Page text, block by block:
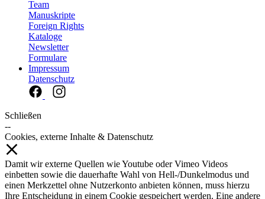
Team
Manuskripte
Foreign Rights
Kataloge
Newsletter
Formulare
Impressum
Datenschutz
Schließen
--
Cookies, externe Inhalte & Datenschutz
Damit wir externe Quellen wie Youtube oder Vimeo Videos
einbetten sowie die dauerhafte Wahl von Hell-/Dunkelmodus und
einen Merkzettel ohne Nutzerkonto anbieten können, muss hierzu
Ihre Entscheidung in einem Cookie gespeichert werden. Eine andere